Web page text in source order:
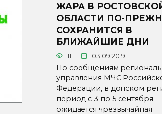
ЖАРА В
ОБЛАСТИ ПО-
СОХРАНИТСЯ В
БЛИЖАЙШИЕ ДНИ
11 03.09.2019
По сообщениям
управления МЧС
Федерации, в донском
период с 3 по 5 сентября
ожидается чрезвычайная